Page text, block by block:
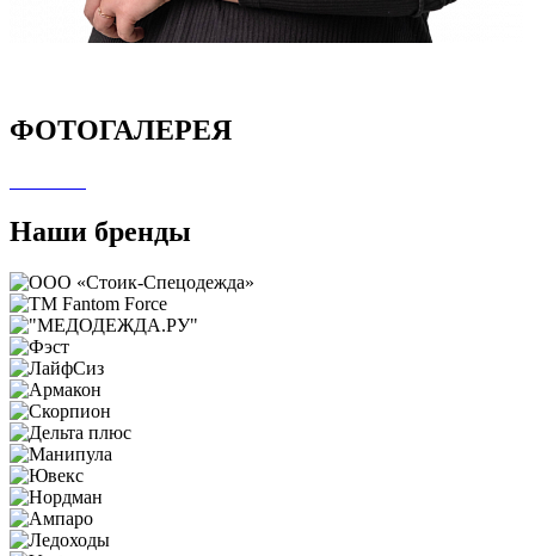
ФОТОГАЛЕРЕЯ
Наши бренды